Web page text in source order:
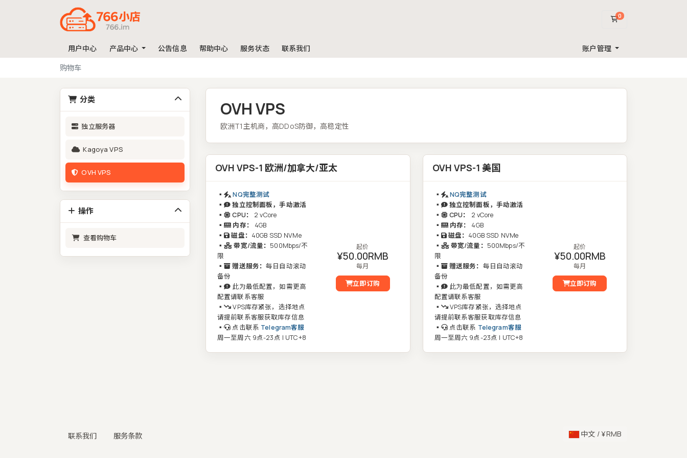
0
购物车
用户中心 产品中心 公告信息 帮助中心 服务状态 联系我们
账户管理
购物车
分类
独立服务器
Kagoya VPS
OVH VPS
操作
查看购物车
OVH VPS
欧洲T1主机商，高DDoS防御，高稳定性
OVH VPS-1 欧洲/加拿大/亚太
▪️
NQ完整测试
▪️
独立控制面板，手动激活
▪️
CPU：
2 vCore
▪️
内存：
4GB
▪️
磁盘： 40GB SSD NVMe
▪️
带宽/流量： 500Mbps/不
限
▪️
赠送服务：每日自动滚动
备份
▪️
此为最低配置，如需更高
配置请联系客服
▪️
VPS库存紧张，选择地点
请提前联系客服获取库存信息
▪️
点击联系 Telegram客服
周一至周六 9点-23点 | UTC+8
起价
¥50.00RMB
每月
立即订购
OVH VPS-1 美国
▪️
NQ完整测试
▪️
独立控制面板，手动激活
▪️
CPU：
2 vCore
▪️
内存：
4GB
▪️
磁盘： 40GB SSD NVMe
▪️
带宽/流量： 500Mbps/不
限
▪️
赠送服务： 每日自动滚动
备份
▪️
此为最低配置，如需更高
配置请联系客服
▪️
VPS库存紧张，选择地点
请提前联系客服获取库存信息
▪️
点击联系 Telegram客服
周一至周六 9点-23点 | UTC+8
起价
¥50.00RMB
每月
立即订购
中文 / ¥ RMB
联系我们 服务条款